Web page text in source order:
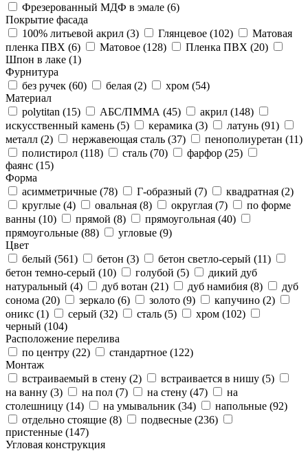
Фрезерованный МДФ в эмале (6)
Покрытие фасада
100% литьевой акрил (3) Глянцевое (102)
Матовая
пленка ПВХ (6) Матовое (128) Пленка ПВХ (20)
Шпон в лаке (1)
Фурнитура
без ручек (60) белая (2) хром (54)
Материал
polytitan (15) АБС/ПММА (45) акрил (148)
искусственный камень (5) керамика (3) латунь (91)
металл (2) нержавеющая сталь (37) пенополиуретан (11)
полистирол (118) сталь (70) фарфор (25)
фаянс (15)
Форма
асимметричные (78) Г-образный (7) квадратная (2)
круглые (4) овальная (8) округлая (7)
по форме
ванны (10) прямой (8) прямоугольная (40)
прямоугольные (88) угловые (9)
Цвет
белый (561) бетон (3) бетон светло-серый (11)
бетон темно-серый (10) голубой (5)
дикий дуб
натуральный (4) дуб вотан (21) дуб намибия (8)
дуб
сонома (20) зеркало (6) золото (9) капучино (2)
оникс (1) серый (32) сталь (5) хром (102)
черный (104)
Расположение перелива
по центру (22) стандартное (122)
Монтаж
встраиваемый в стену (2) встраивается в нишу (5)
на ванну (3) на пол (7) на стену (47)
на
столешницу (14) на умывальник (34) напольные (92)
отдельно стоящие (8) подвесные (236)
пристенные (147)
Угловая конструкция